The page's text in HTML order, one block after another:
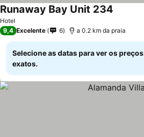
Hotel
Runaway Bay Unit 234
9,4 Excelente 6 a 0.2 km da praia
Selecione as datas para ver os preços
exatos.